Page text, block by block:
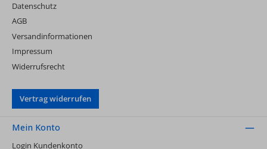
Datenschutz
AGB
Versandinformationen
Impressum
Widerrufsrecht
Vertrag widerrufen
Mein Konto
Login Kundenkonto